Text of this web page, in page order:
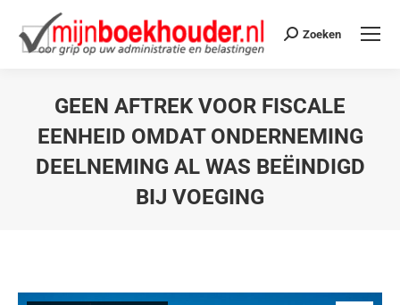
Zoeken
GEEN AFTREK VOOR FISCALE
EENHEID OMDAT ONDERNEMING
DEELNEMING AL WAS BEËINDIGD
BIJ VOEGING